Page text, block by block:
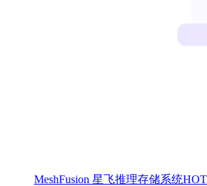
MeshFusion 星飞推理存储系统HOT